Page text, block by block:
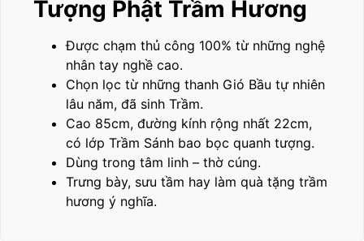
Tượng Phật Trầm Hương
Được chạm thủ công 100% từ những nghệ
nhân tay nghề cao.
Chọn lọc từ những thanh Gió Bầu tự nhiên
lâu năm, đã sinh Trầm.
Cao 85cm, đường kính rộng nhất 22cm,
có lớp Trầm Sánh bao bọc quanh tượng.
Dùng trong tâm linh – thờ cúng.
Trưng bày, sưu tầm hay làm quà tặng trầm
hương ý nghĩa.